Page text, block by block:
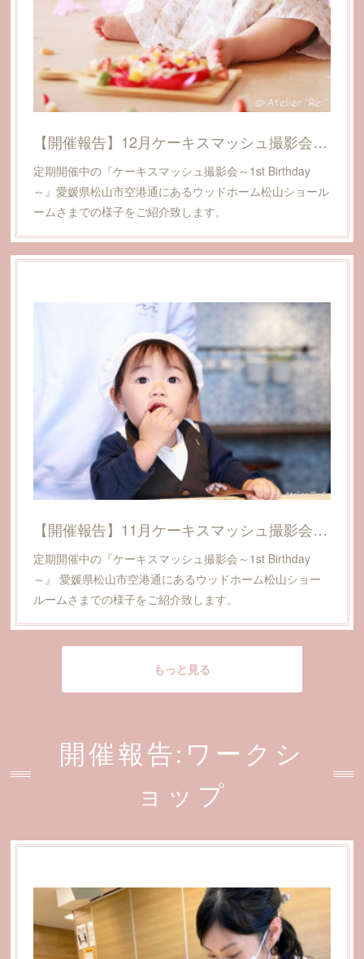
【開催報告】12月ケーキスマッシュ撮影会@愛媛県松山市(ウッドホーム松山ショールーム)
定期開催中の『ケーキスマッシュ撮影会～1st Birthday
～』愛媛県松山市空港通にあるウッドホーム松山ショール
ームさまでの様子をご紹介致します。
【開催報告】11月ケーキスマッシュ撮影会@愛媛県松山市(ウッドホーム松山ショールーム)
定期開催中の『ケーキスマッシュ撮影会～1st Birthday
～』 愛媛県松山市空港通にあるウッドホーム松山ショー
ルームさまでの様子をご紹介致します。
もっと見る
開催報告:ワークシ
ョップ